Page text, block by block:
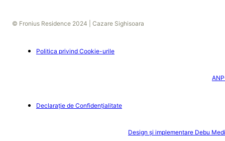
© Fronius Residence 2024 | Cazare Sighisoara
Politica privind Cookie-urile
Declarație de Confidențialitate
Design și implementare Debu